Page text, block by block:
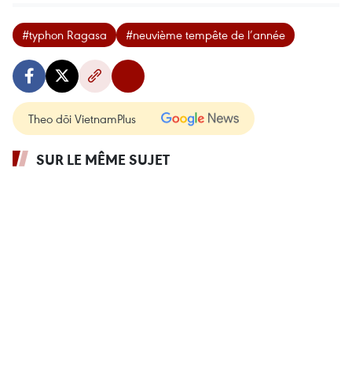
#typhon Ragasa #neuvième tempête de l’année
Theo dõi VietnamPlus
SUR LE MÊME SUJET